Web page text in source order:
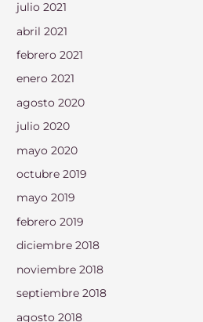
julio 2021
abril 2021
febrero 2021
enero 2021
agosto 2020
julio 2020
mayo 2020
octubre 2019
mayo 2019
febrero 2019
diciembre 2018
noviembre 2018
septiembre 2018
agosto 2018